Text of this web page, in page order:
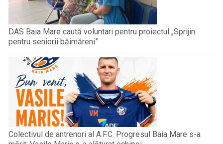
DAS Baia Mare caută voluntari pentru proiectul „Sprijin
pentru seniorii băimăreni”
Colectivul de antrenori al A.F.C. Progresul Baia Mare s-a